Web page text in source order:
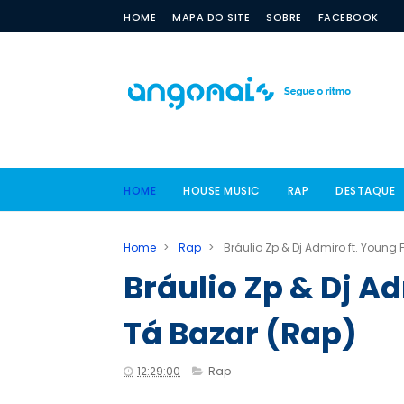
HOME MAPA DO SITE SOBRE FACEBOOK
HOME HOUSE MUSIC RAP DESTAQUE
Home > Rap > Bráulio Zp & Dj Admiro ft.
Bráulio Zp & Dj
Tá Bazar (Rap)
12:29:00 Rap